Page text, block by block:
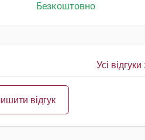
Безкоштовно
Усі відгуки
відгук